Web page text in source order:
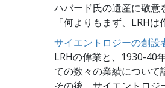
ハバード氏の遺産に敬意
「何よりもまず、LRHは
サイエントロジーの創設
LRHの偉業と、1930-40
ての数々の業績について